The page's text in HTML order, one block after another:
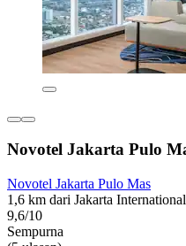
Novotel Jakarta Pulo
Novotel Jakarta Pulo Mas
1,6 km dari Jakarta
9,6/10
Sempurna